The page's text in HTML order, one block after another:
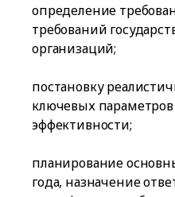
определение
требований
организаций;
постановку
ключевых параметров
эффективности;
планирование
года, назначение